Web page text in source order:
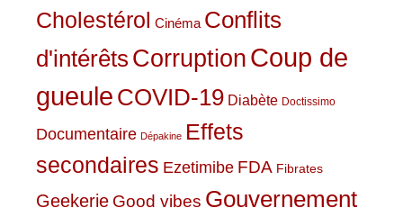
Cholestérol Cinéma Conflits
d'intérêts CorruptionCoup de
gueule COVID-19 Diabète Doctissimo
Documentaire Dépakine Effets
secondaires Ezetimibe FDA Fibrates
Geekerie Good vibes Gouvernement